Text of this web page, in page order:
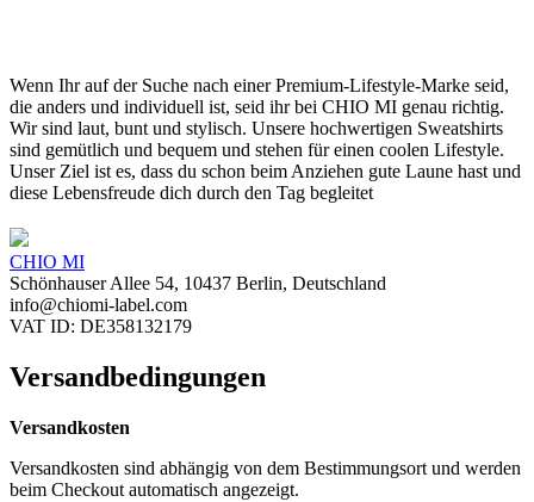
Wenn Ihr auf der Suche nach einer Premium-Lifestyle-Marke seid,
die anders und individuell ist, seid ihr bei CHIO MI genau richtig.
Wir sind laut, bunt und stylisch. Unsere hochwertigen Sweatshirts
sind gemütlich und bequem und stehen für einen coolen Lifestyle.
Unser Ziel ist es, dass du schon beim Anziehen gute Laune hast und
diese Lebensfreude dich durch den Tag begleitet
CHIO MI
Schönhauser Allee 54, 10437 Berlin, Deutschland
info@chiomi-label.com
VAT ID: DE358132179
Versandbedingungen
Versandkosten
Versandkosten sind abhängig von dem Bestimmungsort und werden
beim Checkout automatisch angezeigt.